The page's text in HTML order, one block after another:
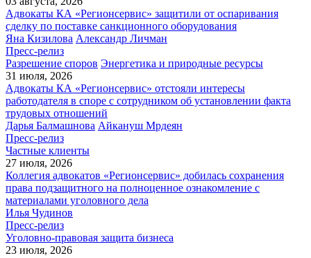
Адвокаты КА «Регионсервис» защитили от оспаривания
сделку по поставке санкционного оборудования
Яна Кизилова Александр Личман
Пресс-релиз
Разрешение споров Энергетика и природные ресурсы
31 июля, 2026
Адвокаты КА «Регионсервис» отстояли интересы
работодателя в споре с сотрудником об установлении факта
трудовых отношений
Дарья Балмашнова Айкануш Мрдеян
Пресс-релиз
Частные клиенты
27 июля, 2026
Коллегия адвокатов «Регионсервис» добилась сохранения
права подзащитного на полноценное ознакомление с
материалами уголовного дела
Илья Чудинов
Пресс-релиз
Уголовно-правовая защита бизнеса
23 июля, 2026